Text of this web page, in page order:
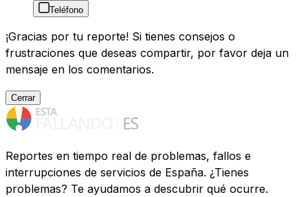
Teléfono
¡Gracias por tu reporte! Si tienes consejos o
frustraciones que deseas compartir, por favor deja un
mensaje en los comentarios.
Cerrar
Reportes en tiempo real de problemas, fallos e
interrupciones de servicios de España. ¿Tienes
problemas? Te ayudamos a descubrir qué ocurre.